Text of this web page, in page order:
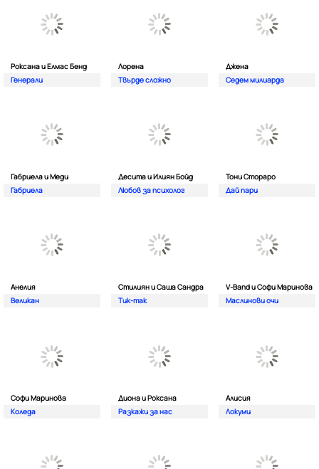
Роксана и Елмас Бенд
Генерали
Лорена
Твърде сложно
Джена
Седем милиарда
Габриела и Меди
Габриела
Десита и Илиян Бойд
Любов за психолог
Тони Стораро
Дай пари
Анелия
Великан
Стилиян и Саша Сандра
Тик-так
V-Band и Софи Маринова
Маслинови очи
Софи Маринова
Коледа
Диона и Роксана
Разкажи за нас
Алисия
Локуми